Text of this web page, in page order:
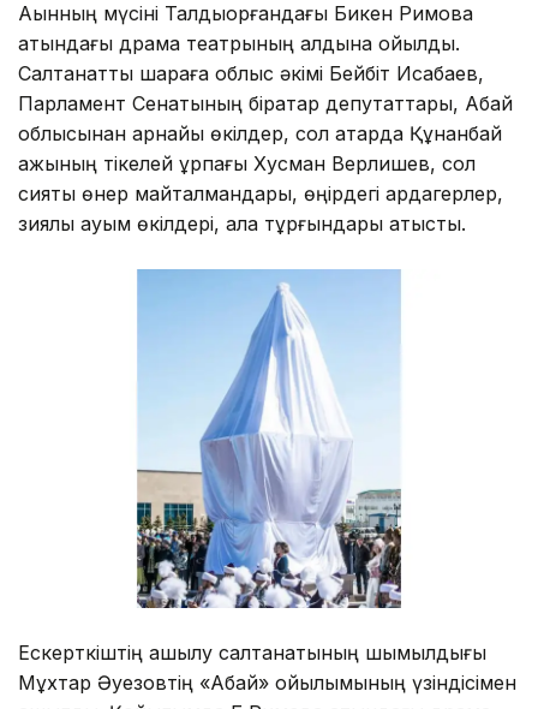
Ақынның мүсіні Талдықорғандағы Бикен Римова
атындағы драма театрының алдына қойылды.
Салтанатты шараға облыс әкімі Бейбіт Исабаев,
Парламент Сенатының бірқатар депутаттары, Абай
облысынан арнайы өкілдер, сол қатарда Құнанбай
қажының тікелей ұрпағы Хусман Верлишев, сол
сияқты өнер майталмандары, өңірдегі ардагерлер,
зиялы қауым өкілдері, қала тұрғындары қатысты.
Ескерткіштің ашылу салтанатының шымылдығы
Мұхтар Әуезовтің «Абай» қойылымының үзіндісімен